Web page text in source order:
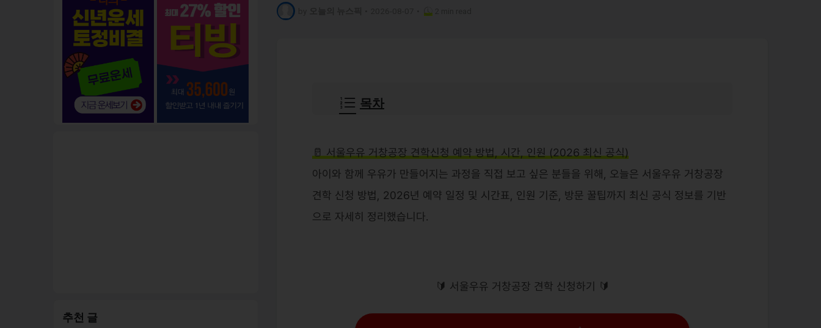
목차
🥛 서울우유 거창공장 견학신청 예약 방법, 시간, 인원 (2026 최신 공식)
아이와 함께 우유가 만들어지는 과정을 직접 보고 싶은 분들을 위해, 오늘은 서울우유 거창공장
견학 신청 방법, 2026년 예약 일정 및 시간표, 인원 기준, 방문 꿀팁까지 최신 공식 정보를 기반
으로 자세히 정리했습니다.
🔰 서울우유 거창공장 견학 신청하기 🔰
추천 글